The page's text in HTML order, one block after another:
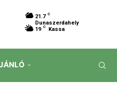
21.7 C
Dunaszerdahely
19 C Kassa